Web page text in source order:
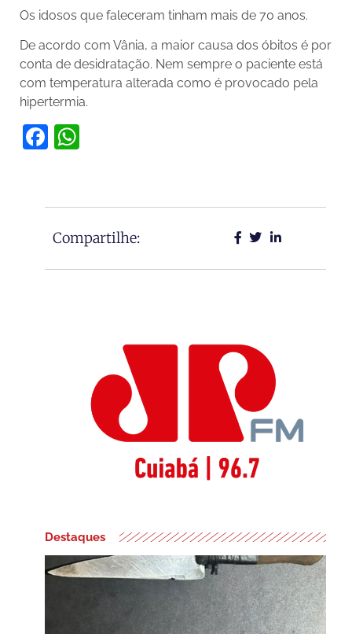
Os idosos que faleceram tinham mais de 70 anos.
De acordo com Vânia, a maior causa dos óbitos é por
conta de desidratação. Nem sempre o paciente está
com temperatura alterada como é provocado pela
hipertermia.
Facebook
Compartilhe:
Destaques